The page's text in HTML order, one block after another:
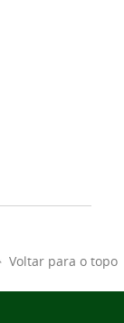
Voltar para o topo